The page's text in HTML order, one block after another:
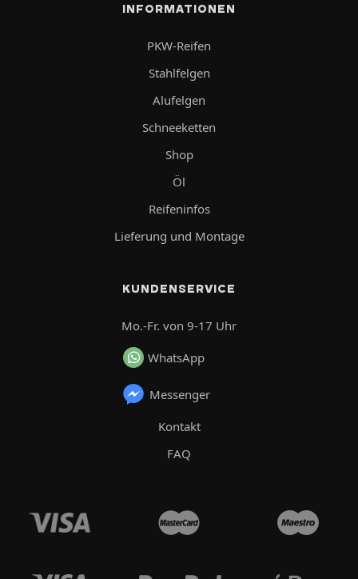
INFORMATIONEN
PKW-Reifen
Stahlfelgen
Alufelgen
Schneeketten
Shop
Öl
Reifeninfos
Lieferung und Montage
KUNDENSERVICE
Mo.-Fr. von 9-17 Uhr
WhatsApp
Messenger
Kontakt
FAQ